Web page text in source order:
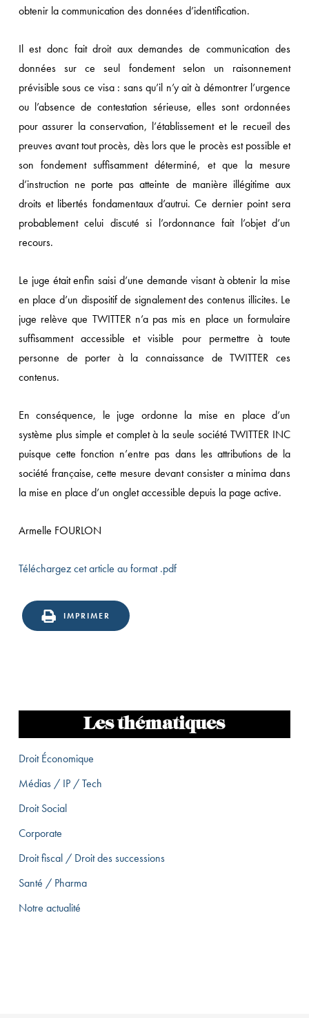
obtenir la communication des données d’identification.
Il est donc fait droit aux demandes de communication des
données sur ce seul fondement selon un raisonnement
prévisible sous ce visa : sans qu’il n’y ait à démontrer l’urgence
ou l’absence de contestation sérieuse, elles sont ordonnées
pour assurer la conservation, l’établissement et le recueil des
preuves avant tout procès, dès lors que le procès est possible et
son fondement suffisamment déterminé, et que la mesure
d’instruction ne porte pas atteinte de manière illégitime aux
droits et libertés fondamentaux d’autrui. Ce dernier point sera
probablement celui discuté si l’ordonnance fait l’objet d’un
recours.
Le juge était enfin saisi d’une demande visant à obtenir la mise
en place d’un dispositif de signalement des contenus illicites. Le
juge relève que TWITTER n’a pas mis en place un formulaire
suffisamment accessible et visible pour permettre à toute
personne de porter à la connaissance de TWITTER ces
contenus.
En conséquence, le juge ordonne la mise en place d’un
système plus simple et complet à la seule société TWITTER INC
puisque cette fonction n’entre pas dans les attributions de la
société française, cette mesure devant consister a minima dans
la mise en place d’un onglet accessible depuis la page active.
Armelle FOURLON
Téléchargez cet article au format .pdf
IMPRIMER
Les thématiques
Droit Économique
Médias / IP / Tech
Droit Social
Corporate
Droit fiscal / Droit des successions
Santé / Pharma
Notre actualité